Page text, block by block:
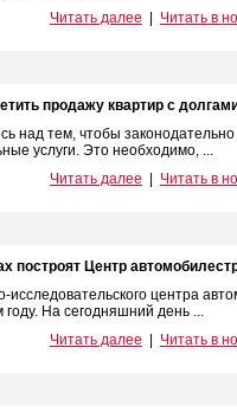
Читать далее
Читать в
продажу квартир с
над тем, чтобы
услуги. Это необходимо, ...
Читать далее
Читать в
построят Центр
исследовательского центра
году. На сегодняшний день ...
Читать далее
Читать в